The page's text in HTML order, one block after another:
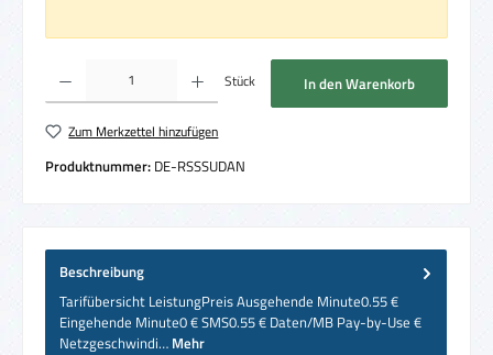
Produkt Anzahl: Gib den gewünschten Wert ein oder benutze die Schaltflächen um
Stück In den Warenkorb
Zum Merkzettel hinzufügen
Produktnummer: DE-RSSSUDAN
Beschreibung
Tarifübersicht LeistungPreis Ausgehende Minute0.55 €
Eingehende Minute0 € SMS0.55 € Daten/MB Pay-by-Use €
Netzgeschwindi… Mehr